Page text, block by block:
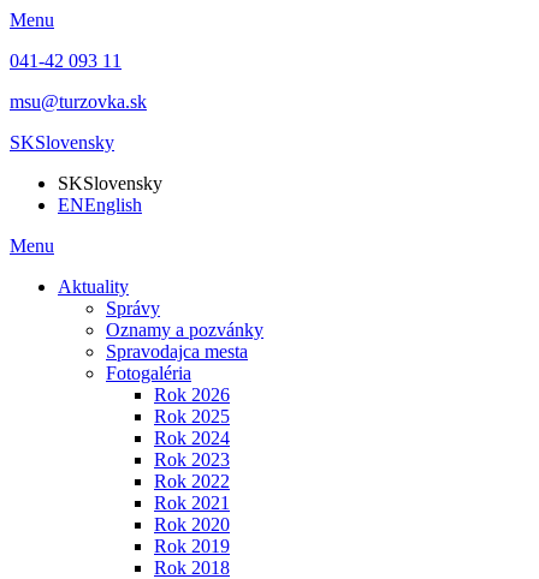
Menu
041-42 093 11
msu@turzovka.sk
SKSlovensky
SKSlovensky
ENEnglish
Menu
Aktuality
Správy
Oznamy a pozvánky
Spravodajca mesta
Fotogaléria
Rok 2026
Rok 2025
Rok 2024
Rok 2023
Rok 2022
Rok 2021
Rok 2020
Rok 2019
Rok 2018